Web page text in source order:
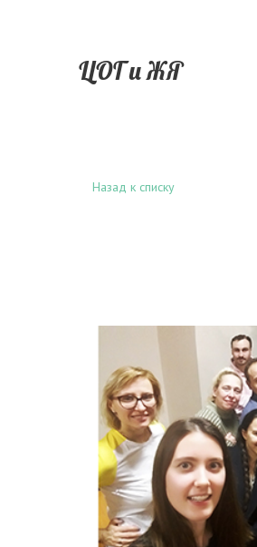
ЦОГ и ЖЯ
Назад к списку